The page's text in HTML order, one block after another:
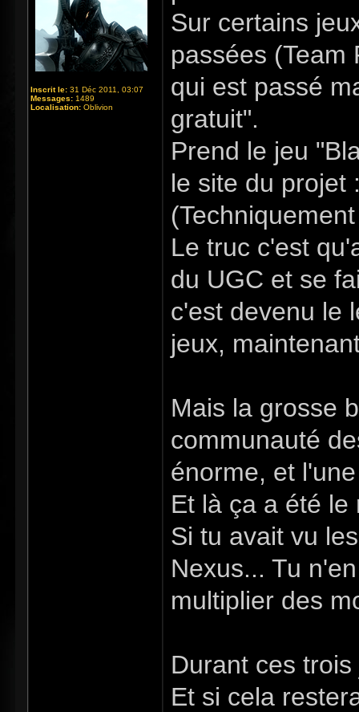
Inscrit le: 31 Déc 2011, 03:07
Messages: 1489
Localisation: Oblivion
Sur certains
passées (Team
qui est passé
gratuit".
Prend le jeu
le site du projet
Le truc c'est
du UGC et se
c'est devenu le
jeux,
Mais la grosse
communauté
énorme, et
Et là ça a été
Si tu avait vu
Nexus... Tu
multiplier des
Durant ces
Et si cela